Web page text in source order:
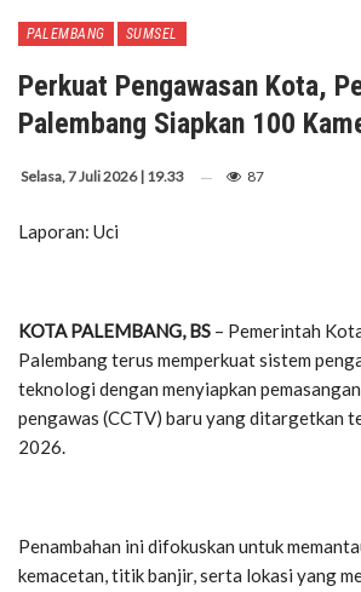
PALEMBANG SUMSEL
Perkuat Pengawasan Kota,
Palembang Siapkan 100
Selasa, 7 Juli 2026 | 19.33 87
Laporan: Uci
KOTA PALEMBANG, BS – Pemerintah
Palembang terus memperkuat sistem
teknologi dengan menyiapkan
pengawas (CCTV) baru yang ditargetkan
2026.
Penambahan ini difokuskan untuk
kemacetan, titik banjir, serta lokasi yang